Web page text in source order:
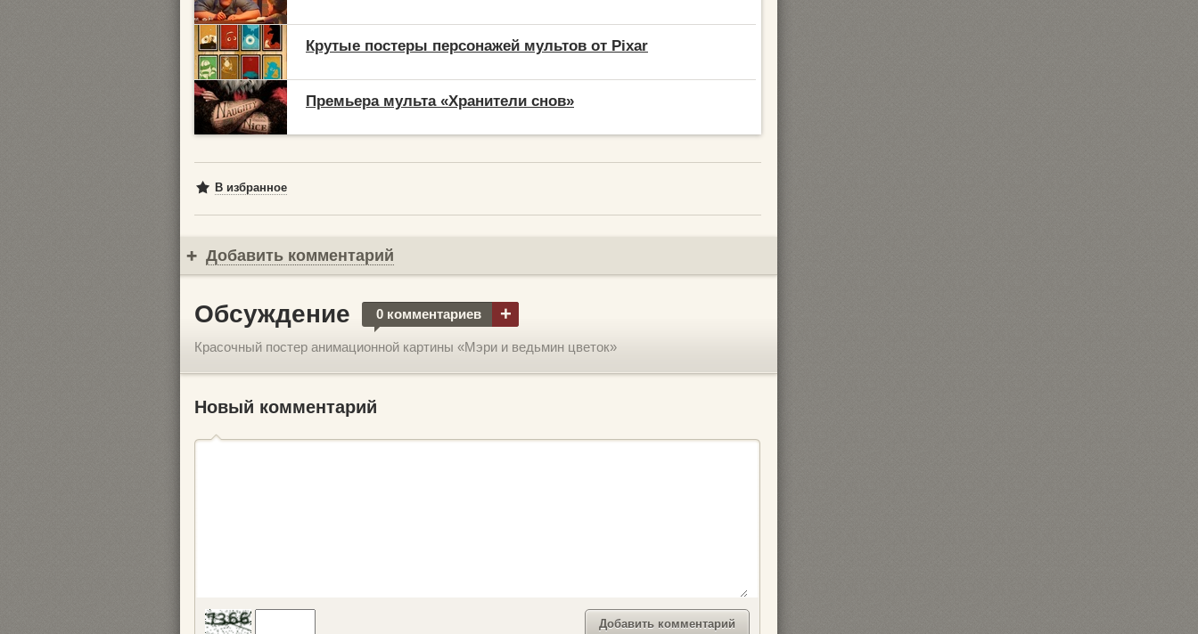
Крутые постеры персонажей мультов от Pixar
Премьера мульта «Хранители снов»
В избранное
Добавить комментарий
Обсуждение 0 комментариев +
Красочный постер анимационной картины «Мэри и ведьмин цветок»
Новый комментарий